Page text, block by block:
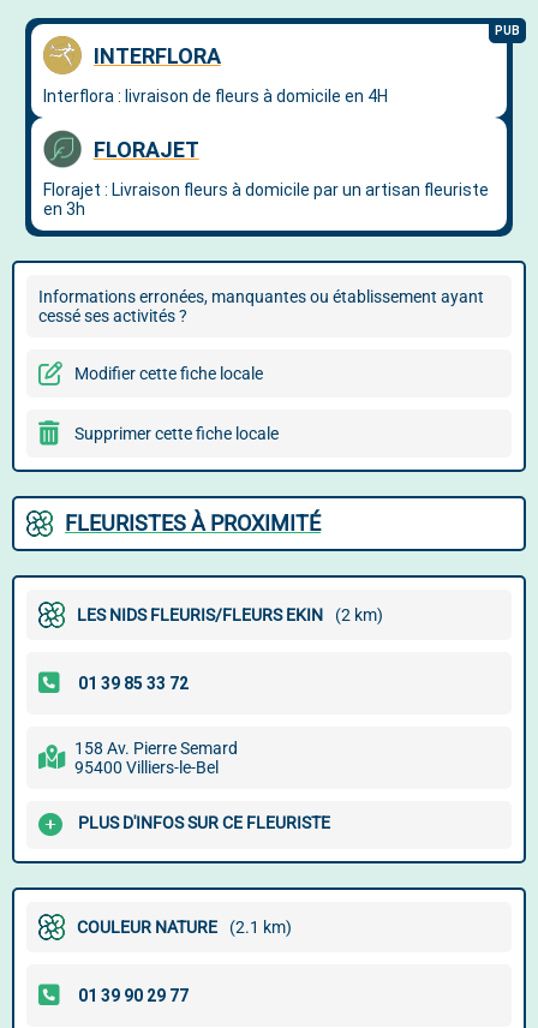
Informations erronées, manquantes ou établissement ayant
cessé ses activités ?
Modifier cette fiche locale
Supprimer cette fiche locale
FLEURISTES À PROXIMITÉ
LES NIDS FLEURIS/FLEURS EKIN (2 km)
158 Av. Pierre Semard
95400 Villiers-le-Bel
PLUS D'INFOS SUR CE FLEURISTE
COULEUR NATURE (2.1 km)